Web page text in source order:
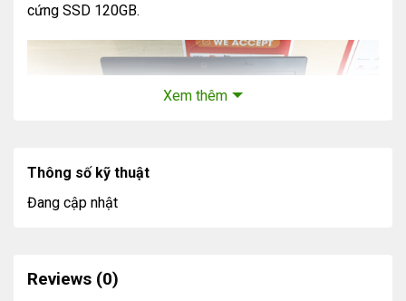
cứng SSD 120GB.
Xem thêm
Thông số kỹ thuật
Đang cập nhật
Reviews (0)